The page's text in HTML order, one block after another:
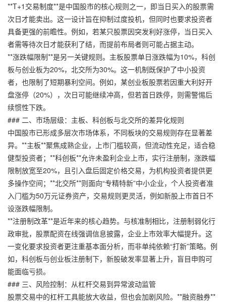
**T+1交易制度**是中国股市的核心规则之一，即当日买入的股票需
次日才能卖出。这一设计旨在抑制过度投机，但同时也要求投资者
具备更强的前瞻性。例如，若某只股票因突发利好涨停，当日买入
者需等待次日才能获利了结，而提前布局者则可能占据主动。
**涨跌幅限制**是另一关键规则。主板股票单日涨跌幅为10%，科创
板与创业板为20%，北交所为30%。这一机制既保护了中小投资
者，也限制了短期暴利空间。例如，某创业板股票若因重大利好开
盘涨停（20%），次日可能继续冲高，但若首日跌停，则需警惕后
续惯性下跌。
### 二、市场层级：主板、科创板与北交所的差异化规则
中国股市已形成多层次市场体系，不同板块的交易规则存在显著差
异。**主板**聚焦成熟企业，上市门槛较高，但流动性充足，适合稳
健型投资者；**科创板**允许未盈利企业上市，实行注册制，涨跌幅
限制放宽至20%，且引入盘后固定价格交易，为机构投资者提供更
多操作空间；**北交所**则面向“专精特新”中小企业，个人投资者准
入门槛为50万元证券资产，交易规则更灵活，例如新股上市首日不
设涨跌幅限制。
**注册制改革**是近年来的核心趋势。与核准制相比，注册制弱化行
政审批， 股票配资在线强调信息披露，企业上市效率大幅提升。这
一变化要求投资者更注重基本面分析，而非单纯依赖“打新”策略。例
如，科创板与创业板注册制下，新股破发率显著上升，盲目申购可
能面临亏损。
### 三、风险控制：从杠杆交易到异常波动监管
股票交易中的杠杆工具能放大收益，但也会加剧风险。**融资融券**